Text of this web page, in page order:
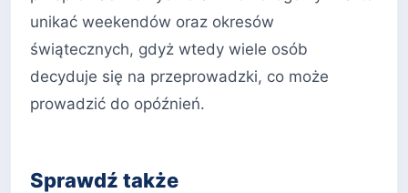
unikać weekendów oraz okresów
świątecznych, gdyż wtedy wiele osób
decyduje się na przeprowadzki, co może
prowadzić do opóźnień.
Sprawdź także